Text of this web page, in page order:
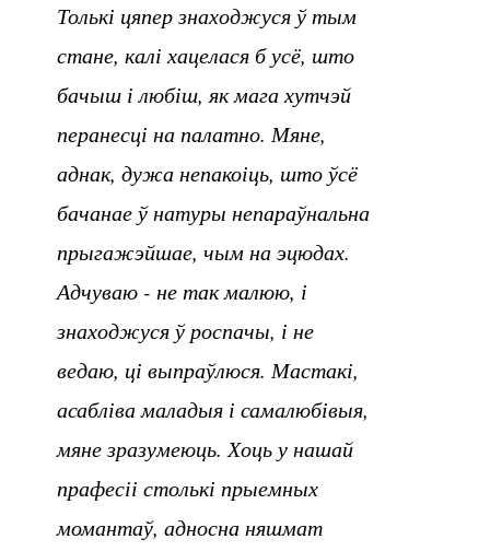
Толькі цяпер знаходжуся ў тым
стане, калі хацелася б усё, што
бачыш і любіш, як мага хутчэй
перанесці на палатно. Мяне,
аднак, дужа непакоіць, што ўсё
бачанае ў натуры непараўнальна
прыгажэйшае, чым на эцюдах.
Адчуваю - не так малюю, і
знаходжуся ў роспачы, і не
ведаю, ці выпраўлюся. Мастакі,
асабліва маладыя і самалюбівыя,
мяне зразумеюць. Хоць у нашай
прафесіі столькі прыемных
момантаў, адносна няшмат